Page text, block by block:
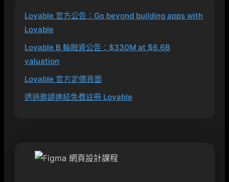
Lovable 官方公告：Go beyond building apps with
Lovable
Lovable B 輪融資公告：$330M at $6.6B
valuation
Lovable 官方定價頁面
透過邀請連結免費註冊 Lovable